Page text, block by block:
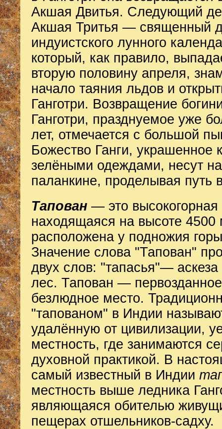
Акшая Двитья. Следующий
Акшая Тритья — священный
индуистского лунного
который, как правило,
вторую половину апреля,
начало таяния льдов и
Ганготри. Возвращение
Ганготри, празднуемое уже
лет, отмечается с большой
Божество Ганги, украшенное
зелёными одеждами, несут на
паланкине, проделывая путь
Тапован — это
находящаяся на высоте
расположена у подножия
Значение слова "Тапован"
двух слов: "тапасья"—
лес. Тапован —
безлюдное место.
"тапованом" в Индии
удалённую от цивилизации,
местность, где занимаются
духовной практикой. В
самый известный в Индии
местность выше ледника
являющаяся обителью
пещерах отшельников-садху.